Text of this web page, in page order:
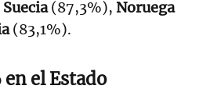
Suecia(87,3%), Noruega
(83,1%).
el Estado